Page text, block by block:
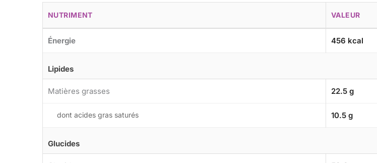
NUTRIMENT VALEUR
Énergie 456 kcal
Lipides
Matières grasses 22.5 g
dont acides gras saturés 10.5 g
Glucides